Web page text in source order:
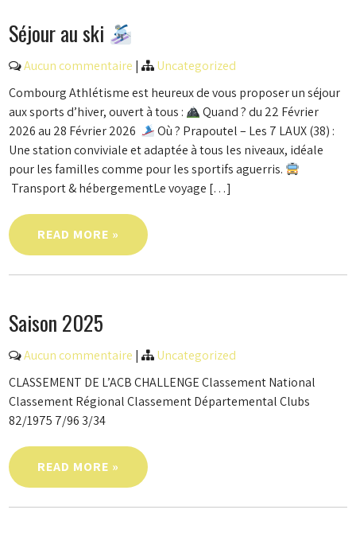
Séjour au ski
Aucun commentaire |
Uncategorized
Combourg Athlétisme est heureux de vous proposer un séjour
aux sports d’hiver, ouvert à tous :
Quand ? du 22 Février
2026 au 28 Février 2026
Où ? Prapoutel – Les 7 LAUX (38) :
Une station conviviale et adaptée à tous les niveaux, idéale
pour les familles comme pour les sportifs aguerris.
Transport & hébergementLe voyage […]
READ MORE »
Saison 2025
Aucun commentaire |
Uncategorized
CLASSEMENT DE L’ACB CHALLENGE Classement National
Classement Régional Classement Départemental Clubs
82/1975 7/96 3/34
READ MORE »